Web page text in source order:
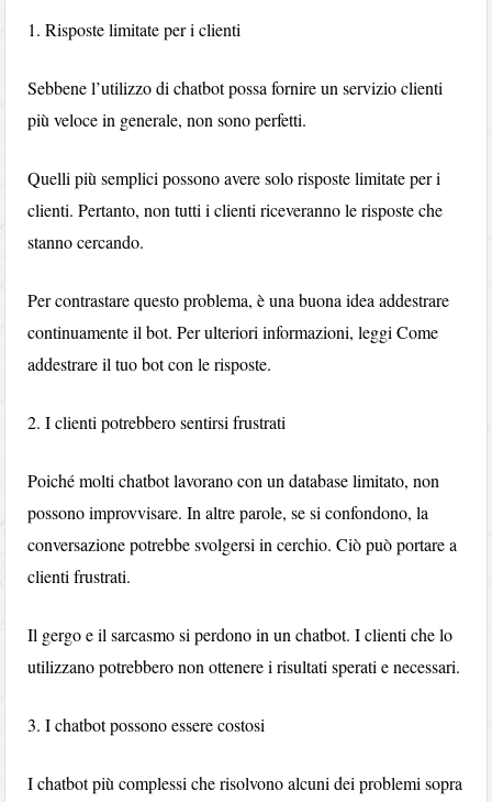
1. Risposte limitate per i clienti
Sebbene l’utilizzo di chatbot possa fornire un servizio clienti
più veloce in generale, non sono perfetti.
Quelli più semplici possono avere solo risposte limitate per i
clienti. Pertanto, non tutti i clienti riceveranno le risposte che
stanno cercando.
Per contrastare questo problema, è una buona idea addestrare
continuamente il bot. Per ulteriori informazioni, leggi Come
addestrare il tuo bot con le risposte.
2. I clienti potrebbero sentirsi frustrati
Poiché molti chatbot lavorano con un database limitato, non
possono improvvisare. In altre parole, se si confondono, la
conversazione potrebbe svolgersi in cerchio. Ciò può portare a
clienti frustrati.
Il gergo e il sarcasmo si perdono in un chatbot. I clienti che lo
utilizzano potrebbero non ottenere i risultati sperati e necessari.
3. I chatbot possono essere costosi
I chatbot più complessi che risolvono alcuni dei problemi sopra